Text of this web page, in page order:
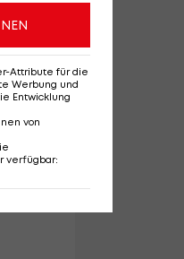
Attribute für die
Werbung und
Entwicklung
von
verfügbar: